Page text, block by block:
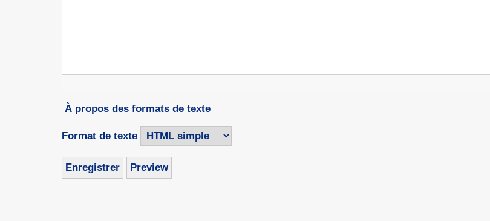
À propos des formats de texte
Format de texte